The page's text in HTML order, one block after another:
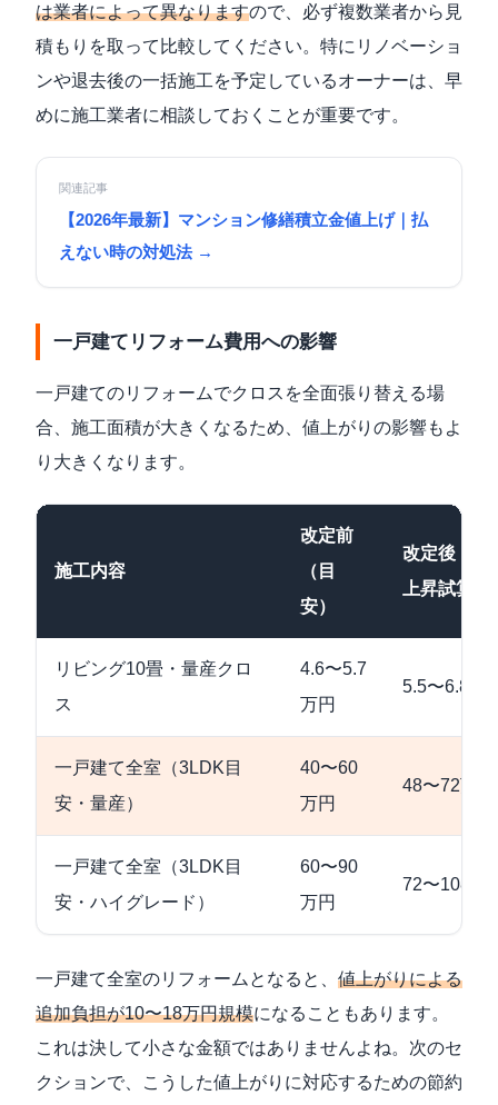
は業者によって異なりますので、必ず複数業者から見
積もりを取って比較してください。特にリノベーショ
ンや退去後の一括施工を予定しているオーナーは、早
めに施工業者に相談しておくことが重要です。
関連記事
【2026年最新】マンション修繕積立金値上げ｜払
えない時の対処法 →
一戸建てリフォーム費用への影響
一戸建てのリフォームでクロスを全面張り替える場
合、施工面積が大きくなるため、値上がりの影響もよ
り大きくなります。
施工内容
改定前
（目
安）
改定後（
上昇試算）
リビング10畳・量産クロ
ス
4.6〜5.7
万円
5.5〜6.8万
一戸建て全室（3LDK目
安・量産）
40〜60
万円
48〜72万円
一戸建て全室（3LDK目
安・ハイグレード）
60〜90
万円
72〜108万
一戸建て全室のリフォームとなると、 値上がりによる
追加負担が10〜18万円規模になることもあります。
これは決して小さな金額ではありませんよね。次のセ
クションで、こうした値上がりに対応するための節約